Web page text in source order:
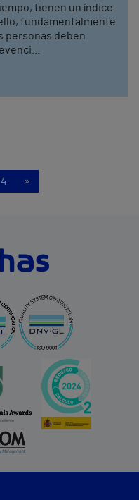
tienen un índice
fundamentalmente
personas deben
4 »